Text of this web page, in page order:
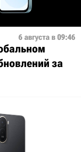
6 августа в 09:46
за